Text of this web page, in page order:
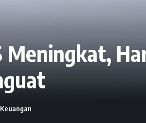
Meningkat,
Keuangan